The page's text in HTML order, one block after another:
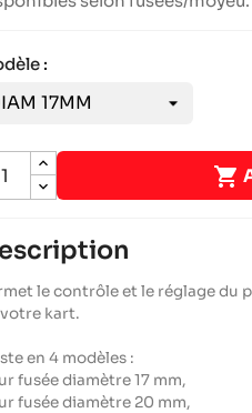
:

le contrôle et le réglage du
kart.
en 4 modèles :
fusée diamètre 17 mm,
fusée diamètre 20 mm,